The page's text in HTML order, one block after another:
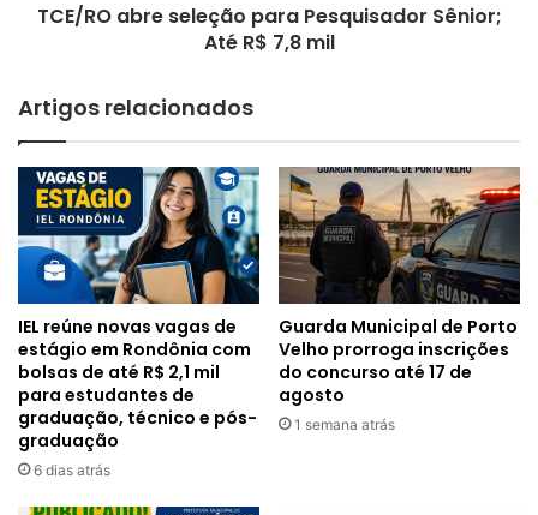
TCE/RO abre seleção para Pesquisador Sênior;
Até R$ 7,8 mil
Artigos relacionados
IEL reúne novas vagas de
estágio em Rondônia com
bolsas de até R$ 2,1 mil
para estudantes de
graduação, técnico e pós-
graduação
6 dias atrás
Guarda Municipal de Porto
Velho prorroga inscrições
do concurso até 17 de
agosto
1 semana atrás